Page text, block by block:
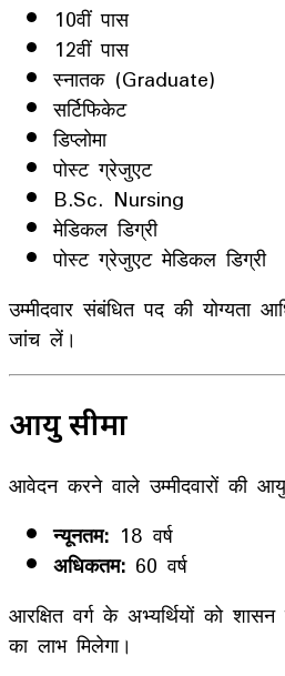
10वीं पास
12वीं पास
स्नातक (Graduate)
सर्टिफिकेट
डिप्लोमा
पोस्ट ग्रेजुएट
B.Sc. Nursing
मेडिकल डिग्री
पोस्ट ग्रेजुएट मेडिकल डिग्री
उम्मीदवार संबंधित पद की योग्यता
जांच लें।
आयु सीमा
आवेदन करने वाले उम्मीदवारों की
न्यूनतम: 18 वर्ष
अधिकतम: 60 वर्ष
आरक्षित वर्ग के अभ्यर्थियों को
का लाभ मिलेगा।